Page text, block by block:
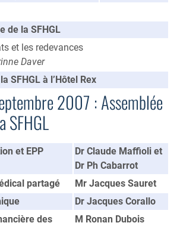
de la SFHGL
et les redevances
Daver
SFHGL à l’Hôtel Rex
2007 : Assemblée
SFHGL
et EPP
Dr Claude Maffioli et
Dr Ph Cabarrot
partagé
Mr Jacques Sauret
Dr Jacques Corallo
des
M Ronan Dubois